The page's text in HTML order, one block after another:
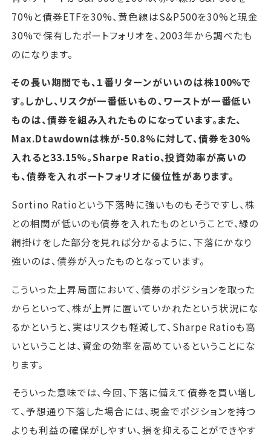
70%と債券ETFを30%、黄色線はS&P500を30%と現金
30%で保有したポートフォリオを、2003年から調べたも
のになります。
その長い期間でも、１番リターンがいいのは株100%で
す。しかし、リスクが一番低いもの、ワーストが一番低い
ものは、債券を組み入れたものになっています。また、
Max.Dtawdownは株が-50.8%に対して、債券を30%
入れると33.15%。Sharpe Ratio、投資効率が高いの
も、債券を入れポートフォリオに優位性があります。
Sortino Ratioという下落時に強いものもそうですし、株
との相関が低いのも債券を入れたものということで、緑の
網掛けをした部分を見れば分かるように、下落にかなり
強いのは、債券が入ったものとなっています。
こういった上昇局面において、債券のポジションを取った
からといって、株が上昇に置いていかれたという状況にな
るかというと、実はリスクも軽減して、Sharpe Ratioも高
いということは、資金の効率を高めているということにな
ります。
そういった意味では、今回、下落に備えて債券を買い増し
て、予想通り下落した場合には、現金でポジションを持つ
よりも利益の確保がしやすい、損を抑えることができやす